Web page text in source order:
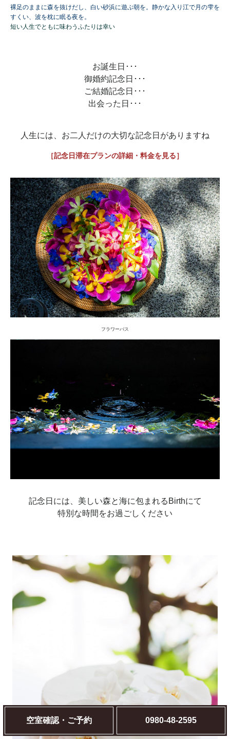
裸足のままに森を抜けだし、白い砂浜に遊ぶ朝を。 静かな入り江で月の雫を
すくい、波を枕に眠る夜を。
短い人生でともに味わうふたりは幸い
お誕生日･･･
御婚約記念日･･･
ご結婚記念日･･･
出会った日･･･
人生には、お二人だけの大切な記念日がありますね
［記念日滞在プランの詳細・料金を見る］
フラワーバス
記念日には、美しい森と海に包まれるBirthにて
特別な時間をお過ごしください
空室確認・ご予約 0980-48-2595